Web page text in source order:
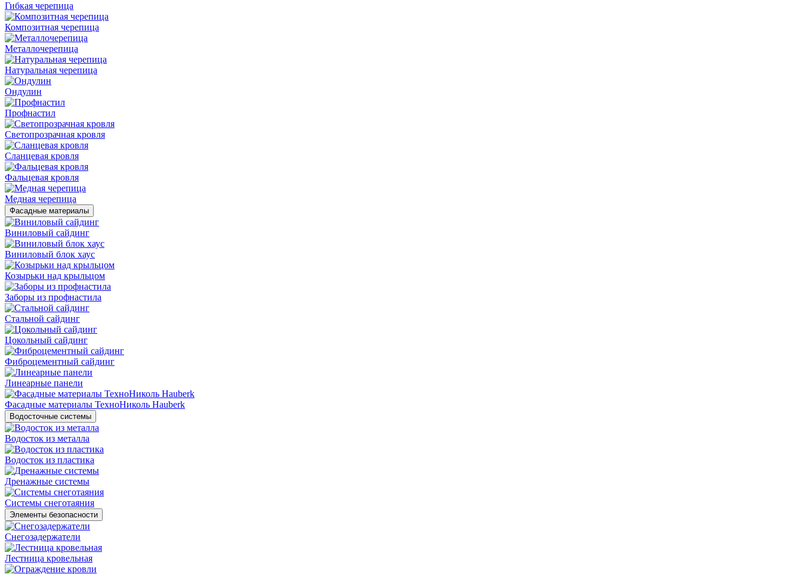
Гибкая черепица
Композитная черепица
Металлочерепица
Натуральная черепица
Ондулин
Профнастил
Светопрозрачная кровля
Сланцевая кровля
Фальцевая кровля
Медная черепица
Фасадные материалы
Виниловый сайдинг
Виниловый блок хаус
Козырьки над крыльцом
Заборы из профнастила
Стальной сайдинг
Цокольный сайдинг
Фиброцементный сайдинг
Линеарные панели
Фасадные материалы ТехноНиколь Hauberk
Водосточные системы
Водосток из металла
Водосток из пластика
Дренажные системы
Системы снеготаяния
Элементы безопасности
Снегозадержатели
Лестница кровельная